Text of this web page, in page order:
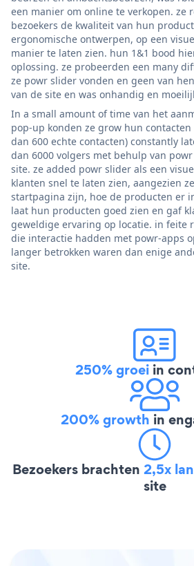
een manier om online te verkopen. ze
bezoekers de kwaliteit van hun
ergonomische ontwerpen, op een
manier te laten zien. hun 1&1 bood
oplossing. ze probeerden een many
ze powr slider vonden en geen van
van de site en was onhandig en
In a small amount of time van het
pop-up konden ze grow hun contacten
dan 600 echte contacten) constantly
dan 6000 volgers met behulp van
site. ze added powr slider als een
klanten snel te laten zien, aangezien
startpagina zijn, hoe de producten er
laat hun producten goed zien en gaf
geweldige ervaring op locatie. in feite
die interactie hadden met powr-apps
langer betrokken waren dan enige
site.
250% groei in
200% growth in
Bezoekers brachten 2,5x
site